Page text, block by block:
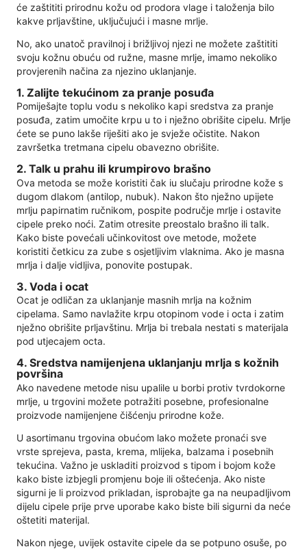
će zaštititi prirodnu kožu od prodora vlage i taloženja bilo
kakve prljavštine, uključujući i masne mrlje.
No, ako unatoč pravilnoj i brižljivoj njezi ne možete zaštititi
svoju kožnu obuću od ružne, masne mrlje, imamo nekoliko
provjerenih načina za njezino uklanjanje.
1. Zalijte tekućinom za pranje posuđa
Pomiješajte toplu vodu s nekoliko kapi sredstva za pranje
posuđa, zatim umočite krpu u to i nježno obrišite cipelu. Mrlje
ćete se puno lakše riješiti ako je svježe očistite. Nakon
završetka tretmana cipelu obavezno obrišite.
2. Talk u prahu ili krumpirovo brašno
Ova metoda se može koristiti čak iu slučaju prirodne kože s
dugom dlakom (antilop, nubuk). Nakon što nježno upijete
mrlju papirnatim ručnikom, pospite područje mrlje i ostavite
cipele preko noći. Zatim otresite preostalo brašno ili talk.
Kako biste povećali učinkovitost ove metode, možete
koristiti četkicu za zube s osjetljivim vlaknima. Ako je masna
mrlja i dalje vidljiva, ponovite postupak.
3. Voda i ocat
Ocat je odličan za uklanjanje masnih mrlja na kožnim
cipelama. Samo navlažite krpu otopinom vode i octa i zatim
nježno obrišite prljavštinu. Mrlja bi trebala nestati s materijala
pod utjecajem octa.
4. Sredstva namijenjena uklanjanju mrlja s kožnih
površina
Ako navedene metode nisu upalile u borbi protiv tvrdokorne
mrlje, u trgovini možete potražiti posebne, profesionalne
proizvode namijenjene čišćenju prirodne kože.
U asortimanu trgovina obućom lako možete pronaći sve
vrste sprejeva, pasta, krema, mlijeka, balzama i posebnih
tekućina. Važno je uskladiti proizvod s tipom i bojom kože
kako biste izbjegli promjenu boje ili oštećenja. Ako niste
sigurni je li proizvod prikladan, isprobajte ga na neupadljivom
dijelu cipele prije prve uporabe kako biste bili sigurni da neće
oštetiti materijal.
Nakon njege, uvijek ostavite cipele da se potpuno osuše, po